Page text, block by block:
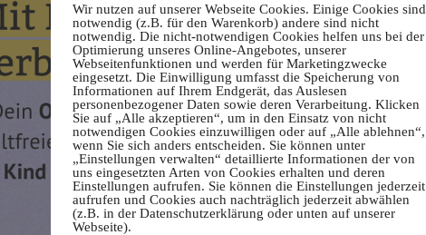
Wir nutzen auf unserer Webseite Cookies. Einige Cookies sind
notwendig (z.B. für den Warenkorb) andere sind nicht
notwendig. Die nicht-notwendigen Cookies helfen uns bei der
Optimierung unseres Online-Angebotes, unserer
Webseitenfunktionen und werden für Marketingzwecke
eingesetzt. Die Einwilligung umfasst die Speicherung von
Informationen auf Ihrem Endgerät, das Auslesen
personenbezogener Daten sowie deren Verarbeitung. Klicken
Sie auf „Alle akzeptieren“, um in den Einsatz von nicht
notwendigen Cookies einzuwilligen oder auf „Alle ablehnen“,
wenn Sie sich anders entscheiden. Sie können unter
„Einstellungen verwalten“ detaillierte Informationen der von
uns eingesetzten Arten von Cookies erhalten und deren
Einstellungen aufrufen. Sie können die Einstellungen jederzeit
aufrufen und Cookies auch nachträglich jederzeit abwählen
(z.B. in der Datenschutzerklärung oder unten auf unserer
Webseite).